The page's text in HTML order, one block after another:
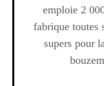
emploie 2
fabrique toutes
supers pour